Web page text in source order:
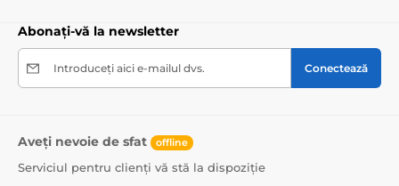
Abonați-vă la newsletter
Introduceți aici e-mailul dvs. Conectează
Aveți nevoie de sfat offline
Serviciul pentru clienți vă stă la dispoziție